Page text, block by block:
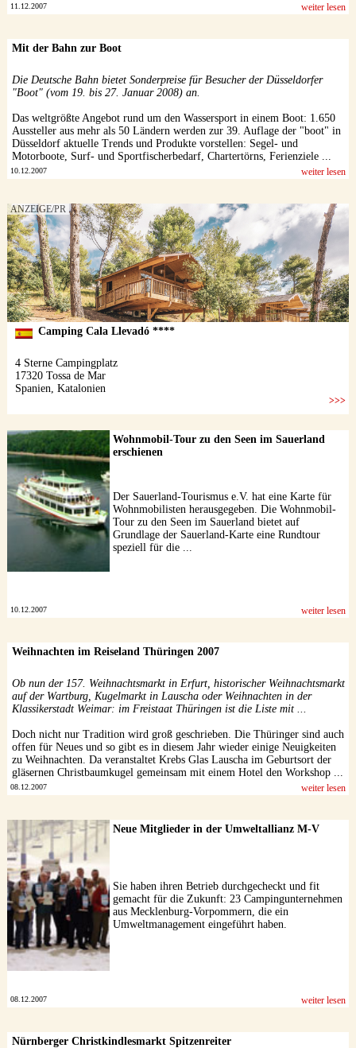
11.12.2007 weiter lesen
Mit der Bahn zur Boot
Die Deutsche Bahn bietet Sonderpreise für Besucher der Düsseldorfer
"Boot" (vom 19. bis 27. Januar 2008) an.
Das weltgrößte Angebot rund um den Wassersport in einem Boot: 1.650
Aussteller aus mehr als 50 Ländern werden zur 39. Auflage der "boot" in
Düsseldorf aktuelle Trends und Produkte vorstellen: Segel- und
Motorboote, Surf- und Sportfischerbedarf, Chartertörns, Ferienziele ...
10.12.2007 weiter lesen
Wohnmobil-Tour zu den Seen im Sauerland
erschienen
Der Sauerland-Tourismus e.V. hat eine Karte für
Wohnmobilisten herausgegeben. Die Wohnmobil-
Tour zu den Seen im Sauerland bietet auf
Grundlage der Sauerland-Karte eine Rundtour
speziell für die ...
10.12.2007 weiter lesen
Weihnachten im Reiseland Thüringen 2007
Ob nun der 157. Weihnachtsmarkt in Erfurt, historischer Weihnachtsmarkt
auf der Wartburg, Kugelmarkt in Lauscha oder Weihnachten in der
Klassikerstadt Weimar: im Freistaat Thüringen ist die Liste mit ...
Doch nicht nur Tradition wird groß geschrieben. Die Thüringer sind auch
offen für Neues und so gibt es in diesem Jahr wieder einige Neuigkeiten
zu Weihnachten. Da veranstaltet Krebs Glas Lauscha im Geburtsort der
gläsernen Christbaumkugel gemeinsam mit einem Hotel den Workshop ...
08.12.2007 weiter lesen
Neue Mitglieder in der Umweltallianz M-V
Sie haben ihren Betrieb durchgecheckt und fit
gemacht für die Zukunft: 23 Campingunternehmen
aus Mecklenburg-Vorpommern, die ein
Umweltmanagement eingeführt haben.
08.12.2007 weiter lesen
Nürnberger Christkindlesmarkt Spitzenreiter